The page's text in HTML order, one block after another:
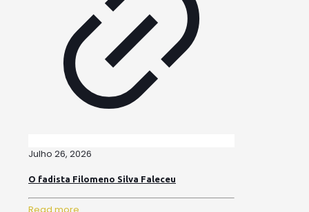
Julho 26, 2026
O fadista Filomeno Silva Faleceu